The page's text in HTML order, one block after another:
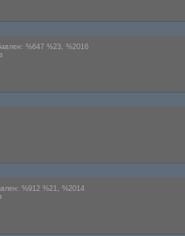
%647 %23, %2016
%912 %21, %2014